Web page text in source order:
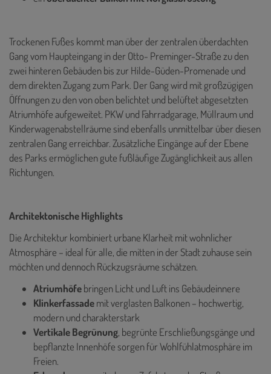
Trockenen Fußes kommt man über der zentralen überdachten
Gang vom Haupteingang in der Otto- Preminger-Straße zu den
zwei hinteren Gebäuden bis zur Hilde-Güden-Promenade und
dem direkten Zugang zum Park. Der Gang wird mit großzügigen
Öffnungen zu den von oben belichtet und belüftet abgesetzten
Atriumhöfe aufgeweitet. PKW und Fahrradgarage, Müllraum und
Kinderwagenabstellräume sind ebenfalls unmittelbar über diesen
zentralen Gang erreichbar. Zusätzliche Eingänge auf der Ebene
des Parks ermöglichen gute fußläufige Zugänglichkeit aus allen
Richtungen.
Architektonische Highlights
Die Architektur kombiniert urbane Klarheit mit wohnlicher
Atmosphäre – ideal für alle, die mitten in der Stadt zuhause sein
möchten und dennoch Rückzugsräume schätzen.
Atriumhöfebringen Licht und Luft ins Gebäudeinnere
Klinkerfassademit verglasten Balkonen – hochwertig,
modern und charakterstark
Vertikale Begrünung, begrünte Erschließungsgänge und
bepflanzte Innenhöfe sorgen für Wohlfühlatmosphäre im
Freien.